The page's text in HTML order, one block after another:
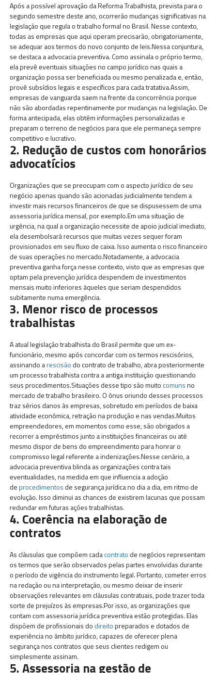
Após a possível aprovação da Reforma Trabalhista, prevista para o
segundo semestre deste ano, ocorrerão mudanças significativas na
legislação que regula o trabalho formal no Brasil. Nesse contexto,
todas as empresas que aqui operam precisarão, obrigatoriamente,
se adequar aos termos do novo conjunto de leis.Nessa conjuntura,
se destaca a advocacia preventiva. Como assinala o próprio termo,
ela prevê eventuais situações no campo jurídico nas quais a
organização possa ser beneficiada ou mesmo penalizada e, então,
provê subsídios legais e específicos para cada tratativa.Assim,
empresas de vanguarda saem na frente da concorrência porque
não são abordadas repentinamente por mudanças na legislação. De
forma antecipada, elas obtêm informações personalizadas e
preparam o terreno de negócios para que ele permaneça sempre
competitivo e lucrativo.
2. Redução de custos com honorários
advocatícios
Organizações que se preocupam com o aspecto jurídico de seu
negócio apenas quando são acionadas judicialmente tendem a
investir mais recursos financeiros de que se dispusessem de uma
assessoria jurídica mensal, por exemplo.Em uma situação de
urgência, na qual a organização necessite de apoio judicial imediato,
ela desembolsará recursos que muitas vezes sequer foram
provisionados em seu fluxo de caixa. Isso aumenta o risco financeiro
de suas operações no mercado.Notadamente, a advocacia
preventiva ganha força nesse contexto, visto que as empresas que
optam pela prevenção jurídica despendem de investimentos
mensais muito inferiores àqueles que seriam despendidos
subitamente numa emergência.
3. Menor risco de processos
trabalhistas
A atual legislação trabalhista do Brasil permite que um ex-
funcionário, mesmo após concordar com os termos rescisórios,
assinando arescisãodo contrato de trabalho, abra posteriormente
um processo trabalhista contra a antiga instituição questionando
seus procedimentos.Situações desse tipo são muitocomunsno
mercado de trabalho brasileiro. O ônus oriundo desses processos
traz sérios danos às empresas, sobretudo em períodos de baixa
atividade econômica, retração na produção e nas vendas.Muitos
empreendedores, em momentos como esse, são obrigados a
recorrer a empréstimos junto a instituições financeiras ou até
mesmo dispor de bens do empreendimento para honrar o
compromisso legal referente a indenizações.Nesse cenário, a
advocacia preventiva blinda as organizações contra tais
eventualidades, na medida em que influencia a adoção
deprocedimentosde segurança jurídica no dia a dia, em ritmo de
evolução. Isso diminui as chances de existirem lacunas que possam
redundar em futuras ações trabalhistas.
4. Coerência na elaboração de
contratos
As cláusulas que compõem cadacontratode negócios representam
os termos que serão observados pelas partes envolvidas durante
o período de vigência do instrumento legal. Portanto, cometer erros
na redação ou na interpretação, ou mesmo deixar de inserir
observações relevantes em cláusulas contratuais, pode trazer toda
sorte de prejuízos às empresas.Por isso, as organizações que
contam com assessoria jurídica preventiva estão protegidas. Elas
dispõem de profissionais dodireitopreparados e dotados de
experiência no âmbito jurídico, capazes de oferecer plena
segurança nos contratos que seus clientes redigem ou
simplesmente assinam.
5. Assessoria na gestão de